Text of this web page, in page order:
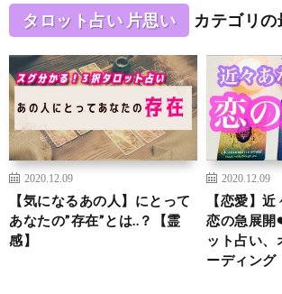
タロット占い 片思い カテゴリ
2020.12.09
【気になるあの人】にとって
あなたの”存在”とは..？【霊
感】
2020.12.09
【恋愛】
恋の急展開
ット占い、
ーディング